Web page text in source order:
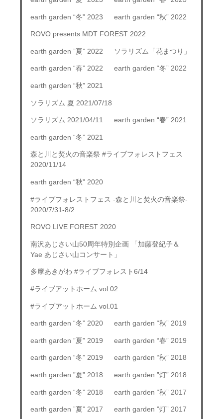
earth garden “冬” 2023 earth garden “秋” 2022
ROVO presents MDT FOREST 2022
earth garden ”夏” 2022 ソラリズム「花まつり」
earth garden “春” 2022 earth garden “冬” 2022
earth garden “秋” 2021
ソラリズム 夏 2021/07/18
ソラリズム 2021/04/11 earth garden “春” 2021
earth garden “冬” 2021
森と川と焚火の音楽祭 #ライブフォレストフェス
2020/11/14
earth garden “秋” 2020
#ライブフォレストフェス -森と川と焚火の音楽祭-
2020/7/31-8/2
ROVO LIVE FOREST 2020
南沢あじさい山50周年特別企画 「加藤登紀子＆
Yae あじさい山コンサート」
多摩あきがわ #ライブフォレスト6/14
#ライブアットホーム vol.02
#ライブアットホーム vol.01
earth garden “冬” 2020 earth garden “秋” 2019
earth garden ”夏” 2019 earth garden “春” 2019
earth garden “冬” 2019 earth garden “秋” 2018
earth garden ”夏” 2018 earth garden ”灯” 2018
earth garden “冬” 2018 earth garden “秋” 2017
earth garden ”夏” 2017 earth garden ”灯” 2017